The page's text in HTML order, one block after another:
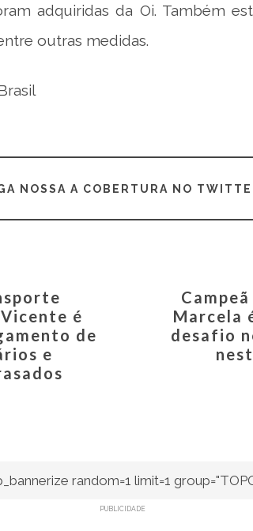
adquiridas da Oi. Também
outras medidas.
NOSSA A COBERTURA NO
é
de
e
Marcela
desafio
random=1 limit=1
PUBLICIDADE